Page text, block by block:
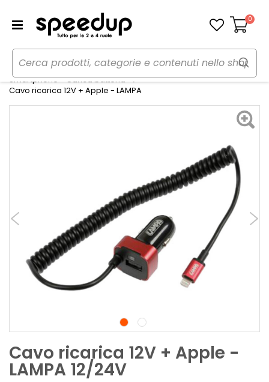
Carrello
0
Home Auto
Audio elettronica mobile
Smartphone - Carica batteria
Cavo ricarica 12V + Apple - LAMPA
Cavo ricarica 12V + Apple -
LAMPA 12/24V